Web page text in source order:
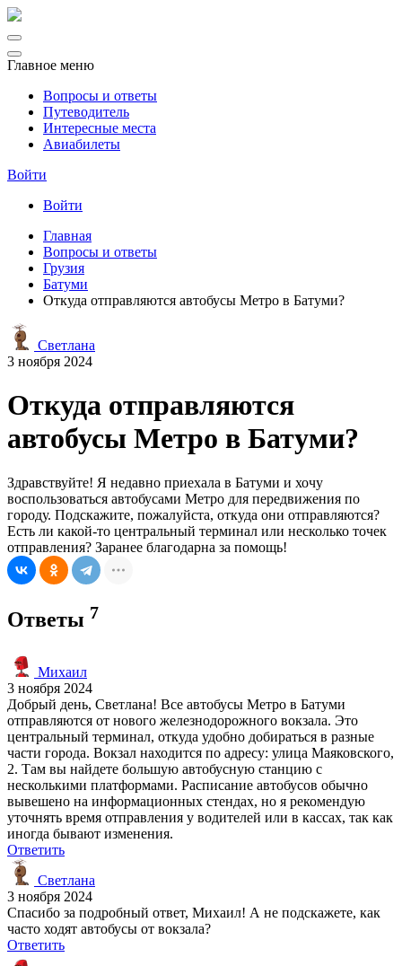
Главное меню
Вопросы и ответы
Путеводитель
Интересные места
Авиабилеты
Войти
Войти
Главная
Вопросы и ответы
Грузия
Батуми
Откуда отправляются автобусы Метро в Батуми?
Светлана
3 ноября 2024
Откуда отправляются
автобусы Метро в Батуми?
Здравствуйте! Я недавно приехала в Батуми и хочу
воспользоваться автобусами Метро для передвижения по
городу. Подскажите, пожалуйста, откуда они отправляются?
Есть ли какой-то центральный терминал или несколько точек
отправления? Заранее благодарна за помощь!
Ответы 7
Михаил
3 ноября 2024
Добрый день, Светлана! Все автобусы Метро в Батуми
отправляются от нового железнодорожного вокзала. Это
центральный терминал, откуда удобно добираться в разные
части города. Вокзал находится по адресу: улица Маяковского,
2. Там вы найдете большую автобусную станцию с
несколькими платформами. Расписание автобусов обычно
вывешено на информационных стендах, но я рекомендую
уточнять время отправления у водителей или в кассах, так как
иногда бывают изменения.
Ответить
Светлана
3 ноября 2024
Спасибо за подробный ответ, Михаил! А не подскажете, как
часто ходят автобусы от вокзала?
Ответить